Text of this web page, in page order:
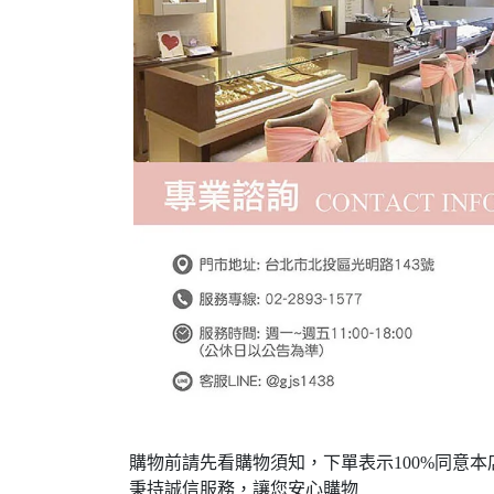
購物前請先看購物須知，下單表示100%同意本
秉持誠信服務，讓您安心購物